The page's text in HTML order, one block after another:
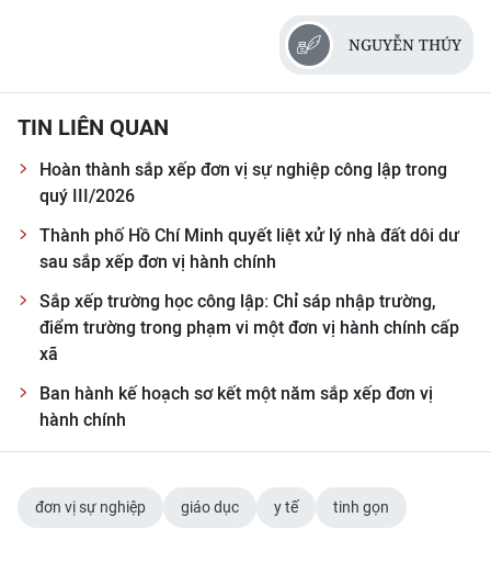
CHƯƠNG TRÌNH OCOP - MỖI XÃ
RADIO
MEDIA CENTER
E-Magazine
Video
Media Chính trị
Media Kinh tế
Media Văn hóa
Media Xã hội
NGUYỄN THÚY
TIN LIÊN QUAN
Hoàn thành sắp xếp đơn vị sự nghiệp công lập trong
quý III/2026
Thành phố Hồ Chí Minh quyết liệt xử lý nhà đất dôi dư
sau sắp xếp đơn vị hành chính
Sắp xếp trường học công lập: Chỉ sáp nhập trường,
điểm trường trong phạm vi một đơn vị hành chính cấp
xã
Ban hành kế hoạch sơ kết một năm sắp xếp đơn vị
hành chính
đơn vị sự nghiệp giáo dục y tế tinh gọn